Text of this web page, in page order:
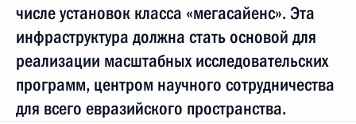
числе установок класса «мегасайенс». Эта
инфраструктура должна стать основой для
реализации масштабных исследовательских
программ, центром научного сотрудничества
для всего евразийского пространства.